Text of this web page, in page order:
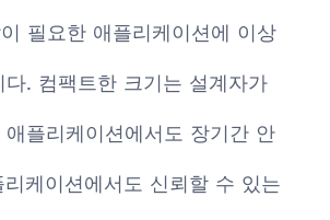
필요한 애플리케이션에 이상
. 컴팩트한 크기는 설계자가
플리케이션에서도 장기간 안
케이션에서도 신뢰할 수 있는